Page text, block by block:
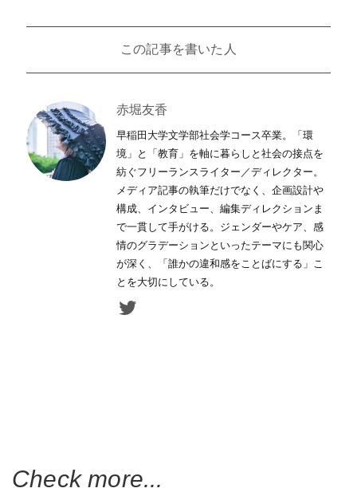
この記事を書いた人
赤堀友香
早稲田大学文学部社会学コース卒業。「環
境」と「教育」を軸に暮らしと社会の接点を
紡ぐフリーランスライター／ディレクター。
メディア記事の執筆だけでなく、企画設計や
構成、インタビュー、編集ディレクションま
で一貫して手がける。ジェンダーやケア、感
情のグラデーションといったテーマにも関心
が深く、「誰かの違和感をことばにする」こ
とを大切にしている。
Check more...